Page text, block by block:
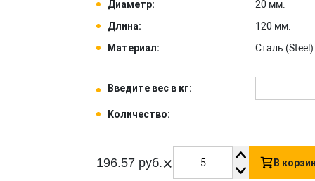
Диаметр:
20 мм.
Длина:
120 мм.
Материал:
Сталь (Steel) .
Введите вес в кг:
Количество:
196.57 руб.× В